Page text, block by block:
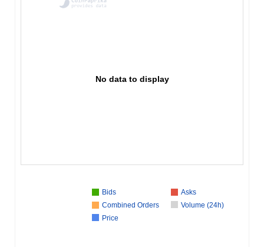
No data to display
Bids
Asks
Combined Orders
Volume (24h)
Price